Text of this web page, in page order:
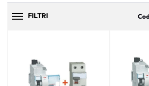
FILTRI